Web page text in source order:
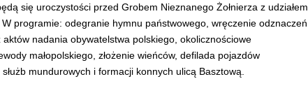
się uroczystości przed Grobem Nieznanego Żołnierza z udziałem
programie: odegranie hymnu państwowego, wręczenie odznaczeń
aktów nadania obywatelstwa polskiego, okolicznościowe
małopolskiego, złożenie wieńców, defilada pojazdów
mundurowych i formacji konnych ulicą Basztową.